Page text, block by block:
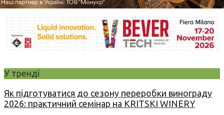
У тренді
Як підготуватися до сезону переробки винограду
2026: практичний семінар на KRITSKI WINERY